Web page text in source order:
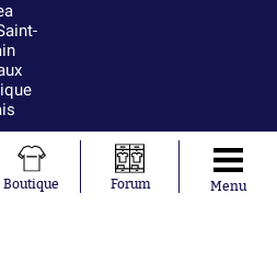
Boutique Forum Menu